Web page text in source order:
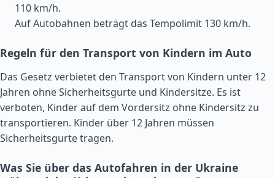
110 km/h.
Auf Autobahnen beträgt das Tempolimit 130 km/h.
Regeln für den Transport von Kindern im Auto
Das Gesetz verbietet den Transport von Kindern unter 12
Jahren ohne Sicherheitsgurte und Kindersitze. Es ist
verboten, Kinder auf dem Vordersitz ohne Kindersitz zu
transportieren. Kinder über 12 Jahren müssen
Sicherheitsgurte tragen.
Was Sie über das Autofahren in der Ukraine